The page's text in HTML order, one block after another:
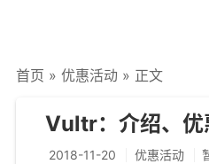
友情
赞赏与
首页 » 优惠活动 » 正文
Vultr：介绍、优
2018-11-20 优惠活动